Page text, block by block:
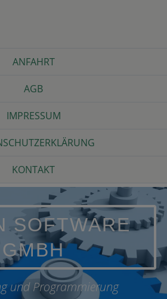
ANFAHRT
AGB
IMPRESSUM
KONTAKT
SOFTWARE
GMBH
und Programmierung